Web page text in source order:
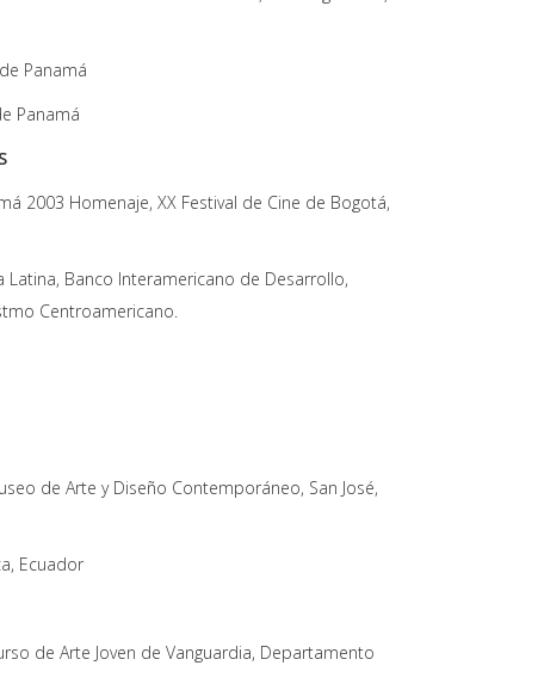
Panamá
Panamá
2003 Homenaje, XX Festival de Cine de Bogotá,
Banco Interamericano de Desarrollo,
Centroamericano.
de Arte y Diseño Contemporáneo, San José,
Ecuador
de Arte Joven de Vanguardia, Departamento